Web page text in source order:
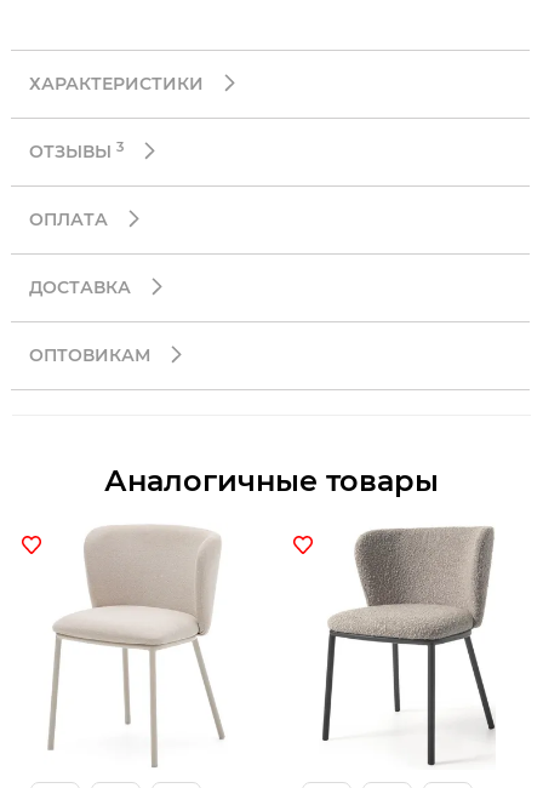
ХАРАКТЕРИСТИКИ
ОТЗЫВЫ 3
ОПЛАТА
ДОСТАВКА
ОПТОВИКАМ
Аналогичные товары